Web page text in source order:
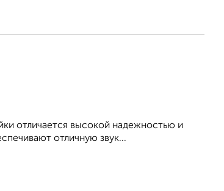
отличается высокой надежностью и
отличную звук...